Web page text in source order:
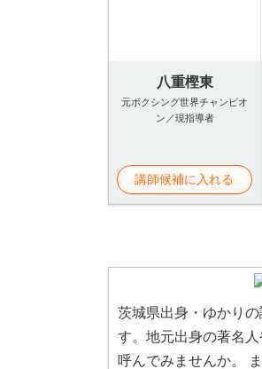
八重樫東
元ボクシング世界チャンピオ
ン／現指導者
講師候補に入れる
茨城県出身・ゆかり
す。地元出身の著名
呼んでみませんか。